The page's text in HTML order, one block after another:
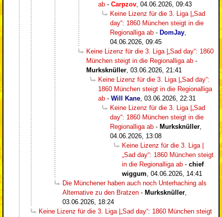
ab - Carpzov, 04.06.2026, 09:43
Keine Lizenz für die 3. Liga |„Sad
day“: 1860 München steigt in die
Regionalliga ab - DomJay,
04.06.2026, 09:45
Keine Lizenz für die 3. Liga |„Sad day“: 1860
München steigt in die Regionalliga ab -
Murksknüller, 03.06.2026, 21:41
Keine Lizenz für die 3. Liga |„Sad day“:
1860 München steigt in die Regionalliga
ab - Will Kane, 03.06.2026, 22:31
Keine Lizenz für die 3. Liga |„Sad
day“: 1860 München steigt in die
Regionalliga ab - Murksknüller,
04.06.2026, 13:08
Keine Lizenz für die 3. Liga |
„Sad day“: 1860 München steigt
in die Regionalliga ab - chief
wiggum, 04.06.2026, 14:41
Die Münchener haben auch noch Unterhaching als
Alternative zu den Bratzen - Murksknüller,
03.06.2026, 18:24
Keine Lizenz für die 3. Liga |„Sad day“: 1860 München steigt